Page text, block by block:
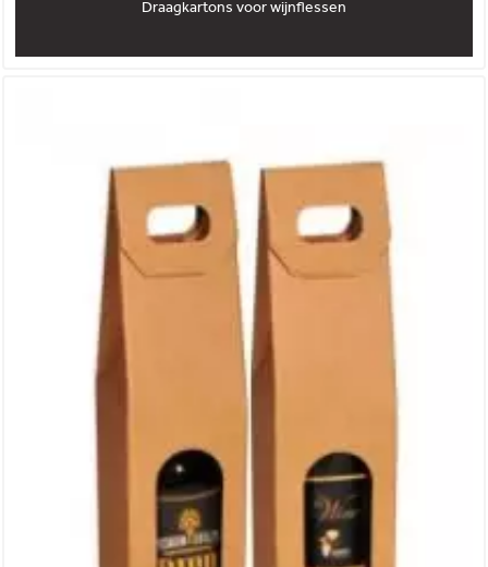
Draagkartons voor wijnflessen